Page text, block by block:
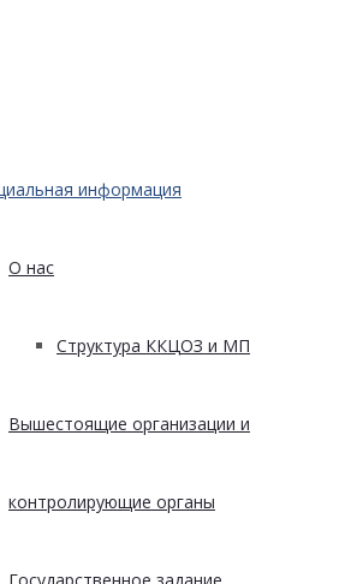
информация
О нас
Структура ККЦОЗ и МП
Вышестоящие организации и
контролирующие органы